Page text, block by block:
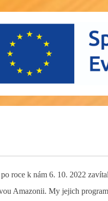
roce k nám 6. 10. 2022
Amazonii. My jejich